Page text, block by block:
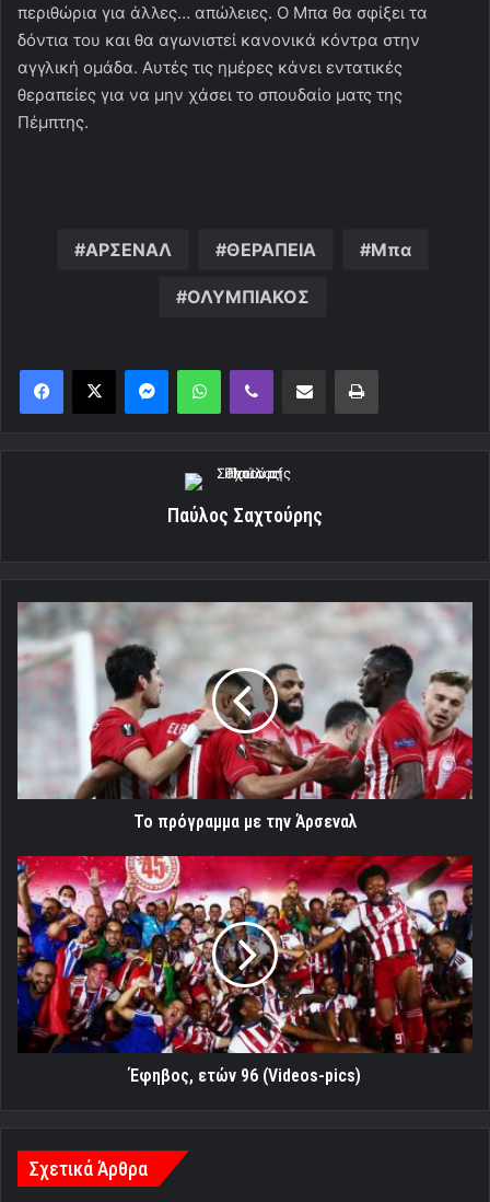
περιθώρια για άλλες… απώλειες. Ο Μπα θα σφίξει τα
δόντια του και θα αγωνιστεί κανονικά κόντρα στην
αγγλική ομάδα. Αυτές τις ημέρες κάνει εντατικές
θεραπείες για να μην χάσει το σπουδαίο ματς της
Πέμπτης.
ΑΡΣΕΝΑΛ ΘΕΡΑΠΕΙΑ Μπα
ΟΛΥΜΠΙΑΚΟΣ
MessengerWhatsAppViber Κοινοποίηση μέσω ηλεκτρονικού ταχυδρομείουΕκτύπωση
Παύλος Σαχτούρης
Το
πρόγραμμα
με
την
Το πρόγραμμα με την Άρσεναλ
Έφηβος,
ετών
96
(Videos-
pics)
Έφηβος, ετών 96 (Videos-pics)
Σχετικά Άρθρα